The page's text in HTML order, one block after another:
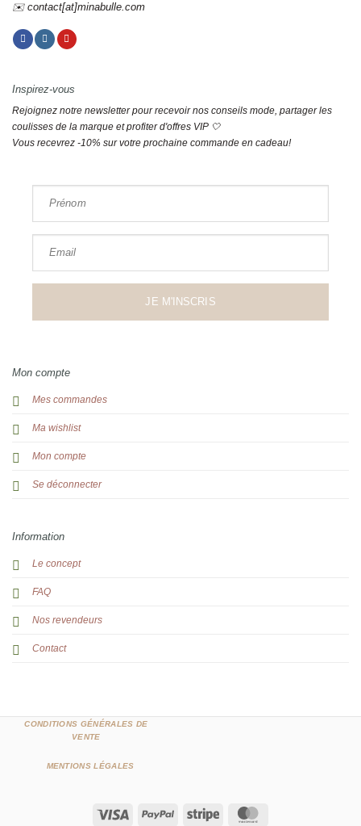
✉️ contact[at]minabulle.com
Mon compte
Mes commandes
Ma wishlist
Mon compte
Se déconnecter
Information
Le concept
FAQ
Nos revendeurs
Contact
Inspirez-vous
Rejoignez notre newsletter pour recevoir nos conseils mode, partager les
coulisses de la marque et profiter d'offres VIP 🤍
Vous recevrez -10% sur votre prochaine commande en cadeau!
Prénom
Email
JE M'INSCRIS
Visa PayPal Stripe
CONDITIONS GÉNÉRALES DE
VENTE
MENTIONS LÉGALES